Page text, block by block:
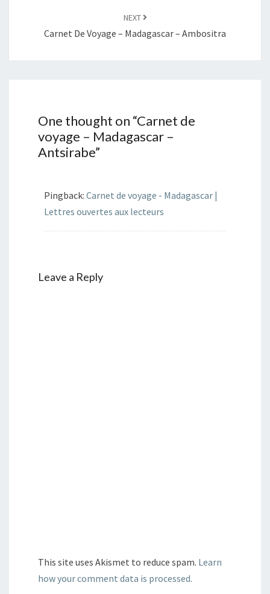
NEXT
Carnet De Voyage – Madagascar – Ambositra
One thought on “Carnet de
voyage – Madagascar –
Antsirabe”
Pingback: Carnet de voyage - Madagascar |
Lettres ouvertes aux lecteurs
Leave a Reply
This site uses Akismet to reduce spam. Learn
how your comment data is processed.